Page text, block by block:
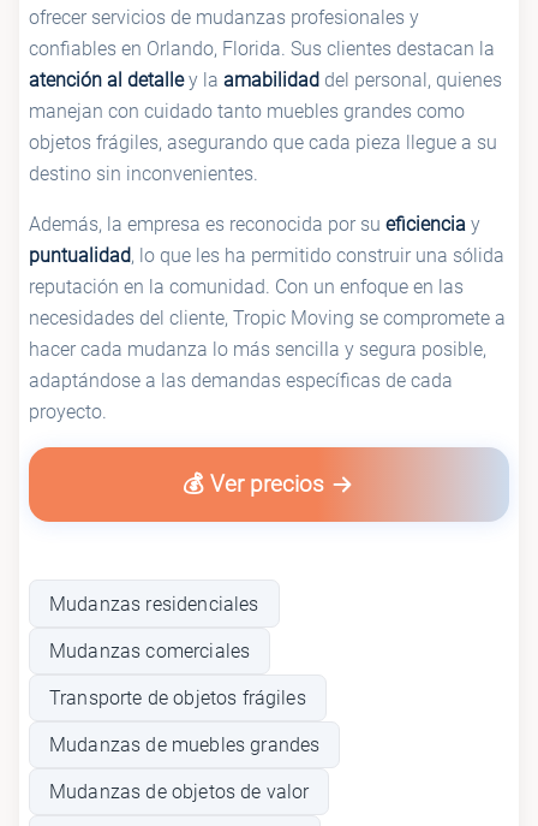
ofrecer servicios de mudanzas profesionales y
confiables en Orlando, Florida. Sus clientes destacan la
atención al detalley la amabilidad del personal, quienes
manejan con cuidado tanto muebles grandes como
objetos frágiles, asegurando que cada pieza llegue a su
destino sin inconvenientes.
Además, la empresa es reconocida por su eficiencia y
puntualidad, lo que les ha permitido construir una sólida
reputación en la comunidad. Con un enfoque en las
necesidades del cliente, Tropic Moving se compromete a
hacer cada mudanza lo más sencilla y segura posible,
adaptándose a las demandas específicas de cada
proyecto.
💰 Ver precios
Mudanzas residenciales
Mudanzas comerciales
Transporte de objetos frágiles
Mudanzas de muebles grandes
Mudanzas de objetos de valor